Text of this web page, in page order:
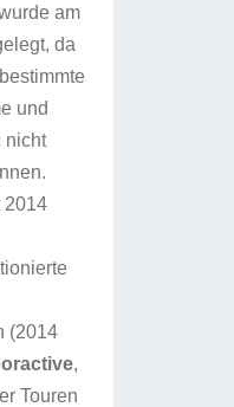
am
da
und
nicht
2014
(2014
,
Touren